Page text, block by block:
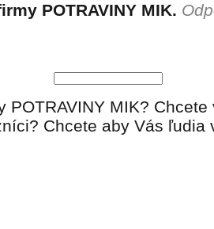
POTRAVINY MIK.
POTRAVINY MIK?
Chcete aby Vás ľudia